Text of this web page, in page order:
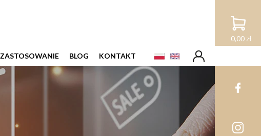
ZASTOSOWANIE BLOG KONTAKT
0,00 zł